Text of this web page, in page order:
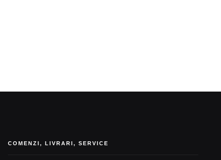
COMENZI, LIVRARI, SERVICE